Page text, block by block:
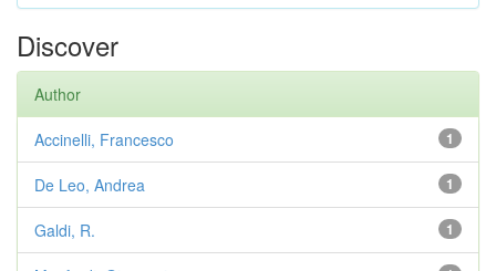
Discover
Author
1
Accinelli, Francesco
1
De Leo, Andrea
1
Galdi, R.